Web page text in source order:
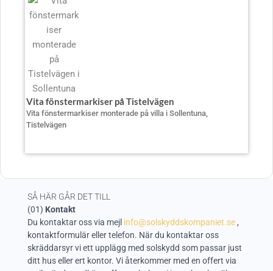
Vita fönstermarkiser på Tistelvägen
Vita fönstermarkiser monterade på villa i Sollentuna,
Tistelvägen
SÅ HÄR GÅR DET TILL
(01) Kontakt
Du kontaktar oss via mejl info@solskyddskompaniet.se,
kontaktformulär eller telefon. När du kontaktar oss
skräddarsyr vi ett upplägg med solskydd som passar just
ditt hus eller ert kontor. Vi återkommer med en offert via